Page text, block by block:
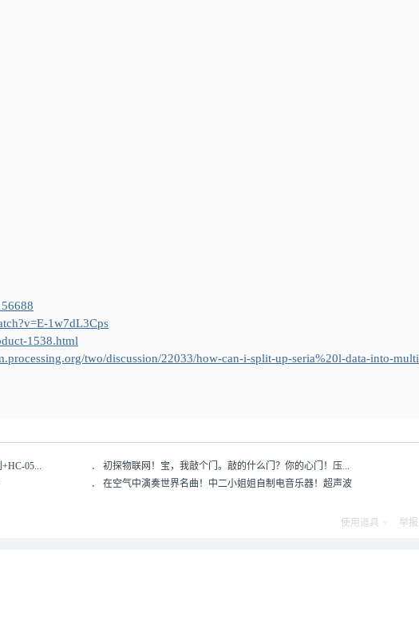
1w7dL3Cps
1538.html
two/discussion/22033/how-can-i-split-up-seria%20l-data-into-multi
05... ． 初探物联网！宝，我敲个门。敲的什么门？你的心门！压...
． 在空气中演奏世界名曲！中二小姐姐自制电音乐器！超声波
使用道具 举报